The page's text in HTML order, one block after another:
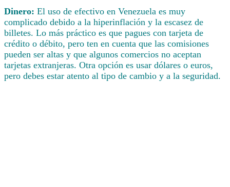
Dinero: El uso de efectivo en Venezuela es muy
complicado debido a la hiperinflación y la escasez de
billetes. Lo más práctico es que pagues con tarjeta de
crédito o débito, pero ten en cuenta que las comisiones
pueden ser altas y que algunos comercios no aceptan
tarjetas extranjeras. Otra opción es usar dólares o euros,
pero debes estar atento al tipo de cambio y a la seguridad.